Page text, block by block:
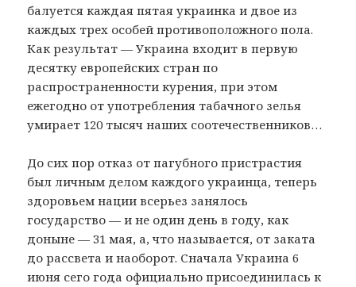
балуется каждая пятая украинка и двое из
каждых трех особей противоположного пола.
Как результат — Украина входит в первую
десятку европейских стран по
распространенности курения, при этом
ежегодно от употребления табачного зелья
умирает 120 тысяч наших соотечественников…
До сих пор отказ от пагубного пристрастия
был личным делом каждого украинца, теперь
здоровьем нации всерьез занялось
государство — и не один день в году, как
доныне — 31 мая, а, что называется, от заката
до рассвета и наоборот. Сначала Украина 6
июня сего года официально присоединилась к